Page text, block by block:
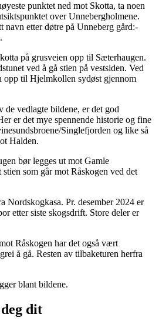
punktet ned mot Skotta, ta noen
over Unnebergholmene.
navn etter døtre på Unneberg gård:-
på grusveien opp til Sæterhaugen.
ved å gå stien på vestsiden. Ved
opp til Hjelmkollen sydøst gjennom
de vedlagte bildene, er det god
er det mye spennende historie og fine
Singlefjorden og like så
Halden.
bør legges ut mot Gamle
som går mot Råskogen ved det
Nordskogkasa. Pr. desember 2024 er
etter siste skogsdrift. Store deler er
Råskogen har det også vært
å gå. Resten av tilbaketuren herfra
blant bildene.
dit